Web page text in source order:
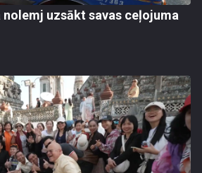
nolemj uzsākt savas ceļojuma